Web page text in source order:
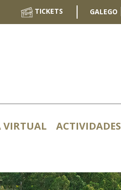
GALEGO
TICKETS
VIRTUAL ACTIVIDADES